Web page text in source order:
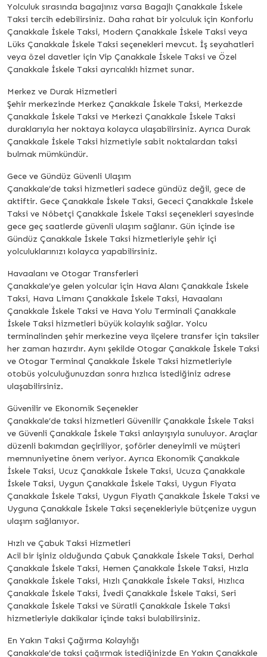
Yolculuk sırasında bagajınız varsa Bagajlı Çanakkale İskele
Taksi tercih edebilirsiniz. Daha rahat bir yolculuk için Konforlu
Çanakkale İskele Taksi, Modern Çanakkale İskele Taksi veya
Lüks Çanakkale İskele Taksi seçenekleri mevcut. İş seyahatleri
veya özel davetler için Vip Çanakkale İskele Taksi ve Özel
Çanakkale İskele Taksi ayrıcalıklı hizmet sunar.
Merkez ve Durak Hizmetleri
Şehir merkezinde Merkez Çanakkale İskele Taksi, Merkezde
Çanakkale İskele Taksi ve Merkezi Çanakkale İskele Taksi
duraklarıyla her noktaya kolayca ulaşabilirsiniz. Ayrıca Durak
Çanakkale İskele Taksi hizmetiyle sabit noktalardan taksi
bulmak mümkündür.
Gece ve Gündüz Güvenli Ulaşım
Çanakkale’de taksi hizmetleri sadece gündüz değil, gece de
aktiftir. Gece Çanakkale İskele Taksi, Gececi Çanakkale İskele
Taksi ve Nöbetçi Çanakkale İskele Taksi seçenekleri sayesinde
gece geç saatlerde güvenli ulaşım sağlanır. Gün içinde ise
Gündüz Çanakkale İskele Taksi hizmetleriyle şehir içi
yolculuklarınızı kolayca yapabilirsiniz.
Havaalanı ve Otogar Transferleri
Çanakkale’ye gelen yolcular için Hava Alanı Çanakkale İskele
Taksi, Hava Limanı Çanakkale İskele Taksi, Havaalanı
Çanakkale İskele Taksi ve Hava Yolu Terminali Çanakkale
İskele Taksi hizmetleri büyük kolaylık sağlar. Yolcu
terminalinden şehir merkezine veya ilçelere transfer için taksiler
her zaman hazırdır. Aynı şekilde Otogar Çanakkale İskele Taksi
ve Otogar Terminal Çanakkale İskele Taksi hizmetleriyle
otobüs yolculuğunuzdan sonra hızlıca istediğiniz adrese
ulaşabilirsiniz.
Güvenilir ve Ekonomik Seçenekler
Çanakkale’de taksi hizmetleri Güvenilir Çanakkale İskele Taksi
ve Güvenli Çanakkale İskele Taksi anlayışıyla sunuluyor. Araçlar
düzenli bakımdan geçiriliyor, şoförler deneyimli ve müşteri
memnuniyetine önem veriyor. Ayrıca Ekonomik Çanakkale
İskele Taksi, Ucuz Çanakkale İskele Taksi, Ucuza Çanakkale
İskele Taksi, Uygun Çanakkale İskele Taksi, Uygun Fiyata
Çanakkale İskele Taksi, Uygun Fiyatlı Çanakkale İskele Taksi ve
Uyguna Çanakkale İskele Taksi seçenekleriyle bütçenize uygun
ulaşım sağlanıyor.
Hızlı ve Çabuk Taksi Hizmetleri
Acil bir işiniz olduğunda Çabuk Çanakkale İskele Taksi, Derhal
Çanakkale İskele Taksi, Hemen Çanakkale İskele Taksi, Hızla
Çanakkale İskele Taksi, Hızlı Çanakkale İskele Taksi, Hızlıca
Çanakkale İskele Taksi, İvedi Çanakkale İskele Taksi, Seri
Çanakkale İskele Taksi ve Süratli Çanakkale İskele Taksi
hizmetleriyle dakikalar içinde taksi bulabilirsiniz.
En Yakın Taksi Çağırma Kolaylığı
Çanakkale’de taksi çağırmak istediğinizde En Yakın Çanakkale